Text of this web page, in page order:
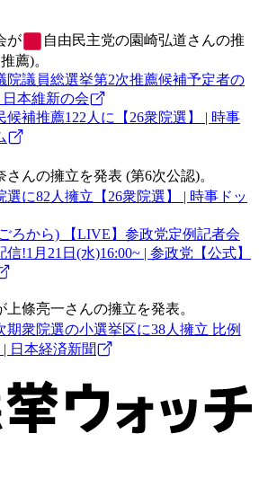
が 自由民主党の園崎弘道さんの推
薦)。
院議員総選挙第2次推薦候補予定者の
本維新の会
候補推薦122人に【26衆院選】 | 時事
さんの擁立を発表 (第6次公認)。
選に82人擁立【26衆院選】 | 時事ドッ
ろから) 【LIVE】参政党定例記者会
信!1月21日(水)16:00~ | 参政党【公式】
上條亮一さんの擁立を発表。
期衆院選の小選挙区に38人擁立 比例
日本経済新聞